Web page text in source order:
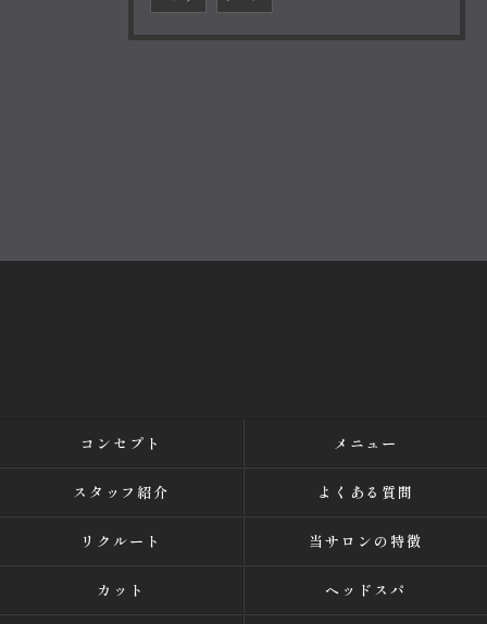
コンセプト メニュー
スタッフ紹介 よくある質問
リクルート 当サロンの特徴
カット ヘッドスパ